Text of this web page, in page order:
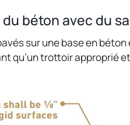
béton avec du
sur une base en
qu’un trottoir approprié